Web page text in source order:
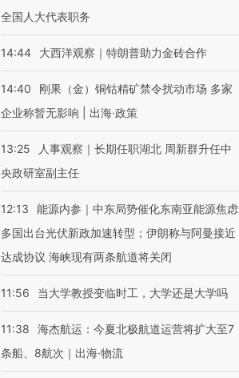
全国人大代表职务
14:44 大西洋观察｜特朗普助力金砖合作
14:40
刚果（金）铜钴精矿禁令扰动市场 多家
企业称暂无影响 | 出海·政策
13:25
人事观察｜长期任职湖北 周新群升任中
央政研室副主任
12:13
能源内参｜中东局势催化东南亚能源焦虑
多国出台光伏新政加速转型；伊朗称与阿曼接近
达成协议 海峡现有两条航道将关闭
11:56 当大学教授变临时工，大学还是大学吗
11:38
海杰航运：今夏北极航道运营将扩大至7
条船、8航次｜出海·物流